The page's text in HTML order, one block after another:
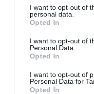
not limited to your visit
grant or deny consent to
use your data for below
consent section.
I want to opt-out of
personal data.
Opted In
I want to opt-out of
Personal Data.
Opted In
I want to opt-out of
Personal Data for
Opted In